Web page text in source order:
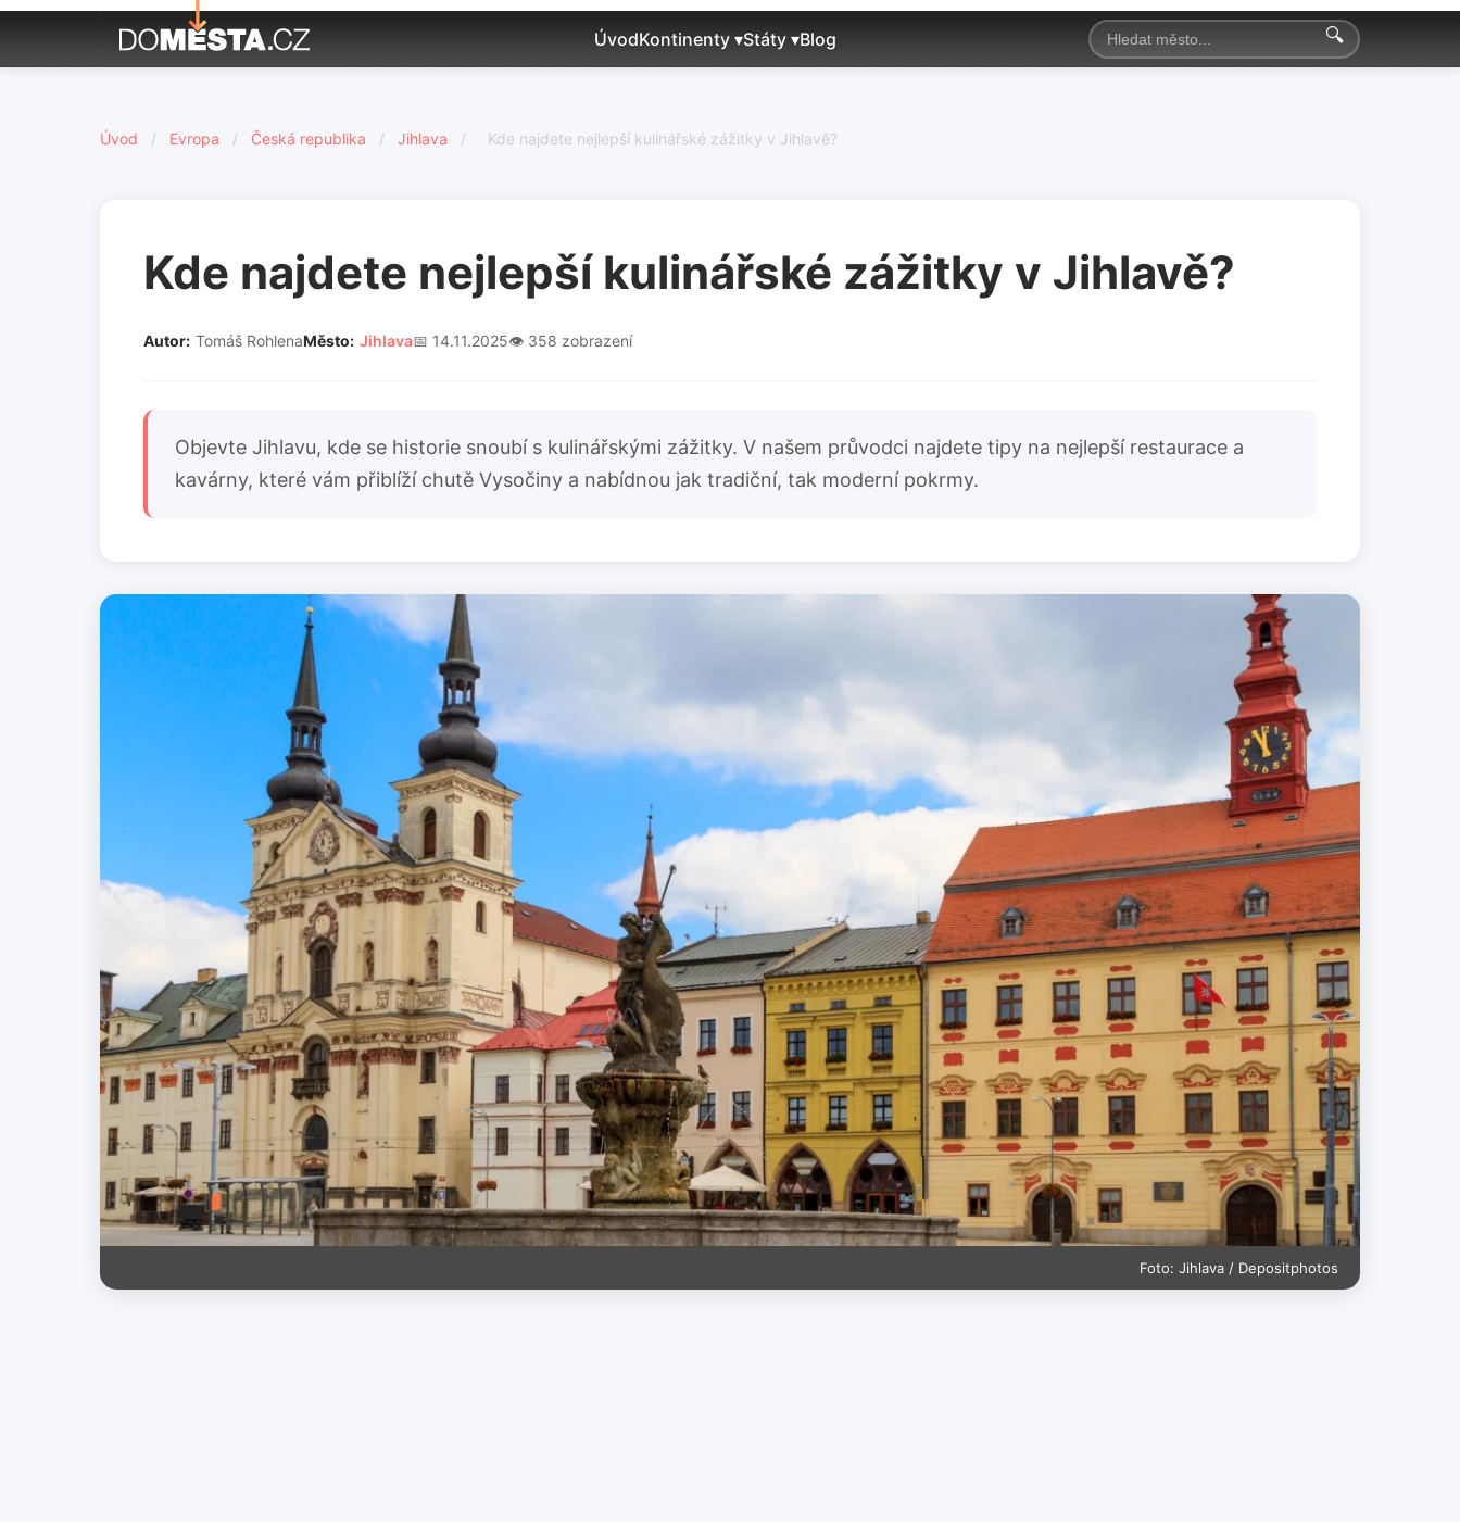
ÚvodKontinenty ▾Státy ▾Blog 🔍
Úvod / Evropa / Česká republika / Jihlava / Kde najdete nejlepší kulinářské zážitky v Jihlavě?
Kde najdete nejlepší kulinářské zážitky v Jihlavě?
Autor: Tomáš RohlenaMěsto: Jihlava📅 14.11.2025👁️ 358 zobrazení
Objevte Jihlavu, kde se historie snoubí s kulinářskými zážitky. V našem průvodci najdete tipy na nejlepší restaurace a
kavárny, které vám přiblíží chutě Vysočiny a nabídnou jak tradiční, tak moderní pokrmy.
Foto: Jihlava / Depositphotos